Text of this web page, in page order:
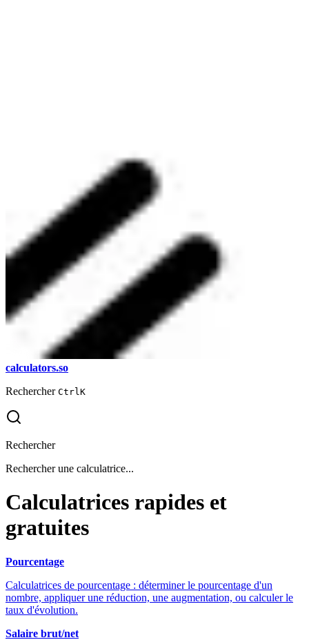
calculators.so
Rechercher CtrlK
Rechercher
Rechercher une calculatrice...
Calculatrices rapides et
gratuites
Pourcentage
Calculatrices de pourcentage : déterminer le pourcentage d'un
nombre, appliquer une réduction, une augmentation, ou calculer le
taux d'évolution.
Salaire brut/net